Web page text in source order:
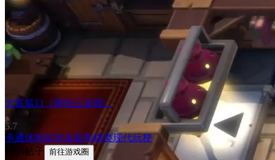
大富翁11（咪咕云游戏）
5.7
卡通休闲益智桌面和棋类现代玩梗
1895帖子 前往游戏圈